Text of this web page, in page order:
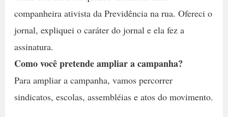
companheira ativista da Previdência na rua. Ofereci o
jornal, expliquei o caráter do jornal e ela fez a
assinatura.
Como você pretende ampliar a campanha?
Para ampliar a campanha, vamos percorrer
sindicatos, escolas, assembléias e atos do movimento.